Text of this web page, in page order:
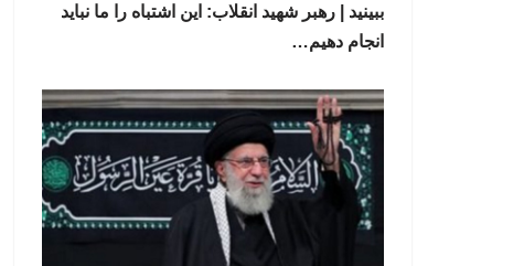
ببینید | رهبر شهید انقلاب: این اشتباه را ما نباید
انجام دهیم…